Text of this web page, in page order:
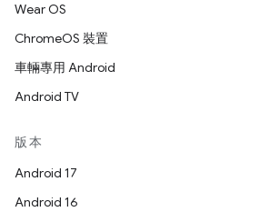
Wear OS
ChromeOS 裝置
車輛專用 Android
Android TV
版本
Android 17
Android 16